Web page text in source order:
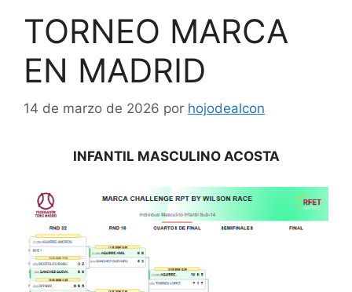
TORNEO MARCA
EN MADRID
14 de marzo de 2026 por hojodealcon
INFANTIL MASCULINO ACOSTA